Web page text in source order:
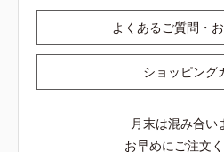
よくあるご質問・
ショッピング
月末は混み合い
お早めにご注文く